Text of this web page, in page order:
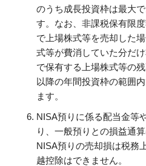
のうち成長投資枠は最大
す。なお、非課税保有限
で上場株式等を売却した
式等が費消していた分だ
で保有する上場株式等の
以降の年間投資枠の範囲
ます。
NISA預りに係る配当金等
り、一般預りとの損益通
NISA預りの売却損は税務
越控除はできません。